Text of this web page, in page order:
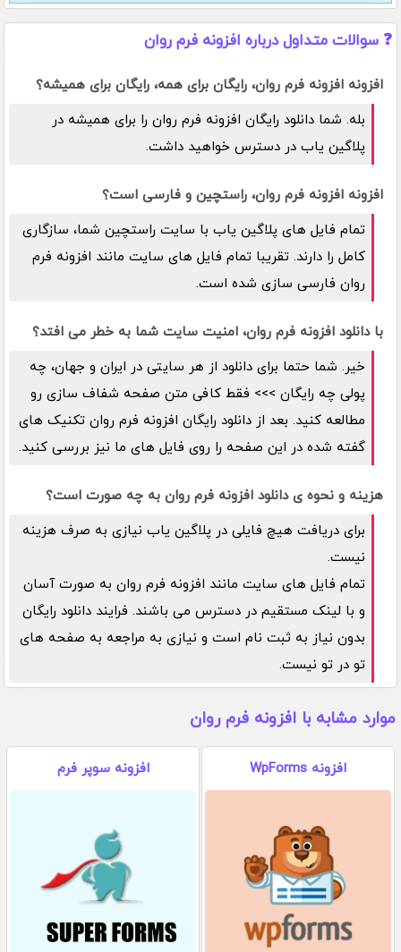
❓ سوالات متداول درباره افزونه فرم روان
افزونه افزونه فرم روان، رایگان برای همه، رایگان برای همیشه؟
بله. شما دانلود رایگان افزونه فرم روان را برای همیشه در
پلاگین یاب در دسترس خواهید داشت.
افزونه افزونه فرم روان، راستچین و فارسی است؟
تمام فایل های پلاگین یاب با سایت راستچین شما، سازگاری
کامل را دارند. تقریبا تمام فایل های سایت مانند افزونه فرم
روان فارسی سازی شده است.
با دانلود افزونه فرم روان، امنیت سایت شما به خطر می افتد؟
خیر. شما حتما برای دانلود از هر سایتی در ایران و جهان، چه
پولی چه رایگان >>> فقط کافی متن صفحه شفاف سازی رو
مطالعه کنید. بعد از دانلود رایگان افزونه فرم روان تکنیک های
گفته شده در این صفحه را روی فایل های ما نیز بررسی کنید.
هزینه و نحوه ی دانلود افزونه فرم روان به چه صورت است؟
برای دریافت هیچ فایلی در پلاگین یاب نیازی به صرف هزینه
نیست.
تمام فایل های سایت مانند افزونه فرم روان به صورت آسان
و با لینک مستقیم در دسترس می باشند. فرایند دانلود رایگان
بدون نیاز به ثبت نام است و نیازی به مراجعه به صفحه های
تو در تو نیست.
موارد مشابه با افزونه فرم روان
افزونه WpForms افزونه سوپر فرم